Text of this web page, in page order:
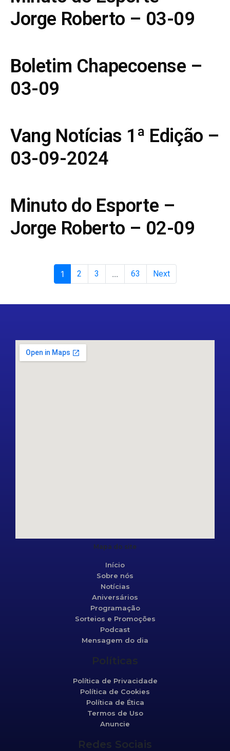
Jorge Roberto – 03-09
Boletim Chapecoense –
03-09
Vang Notícias 1ª Edição –
03-09-2024
Minuto do Esporte –
Jorge Roberto – 02-09
1 2 3 ... 63 Next
Mapa do site
Início
Sobre nós
Notícias
Aniversários
Programação
Sorteios e Promoções
Podcast
Mensagem do dia
Políticas
Política de Privacidade
Política de Cookies
Política de Ética
Termos de Uso
Anuncie
Redes Sociais